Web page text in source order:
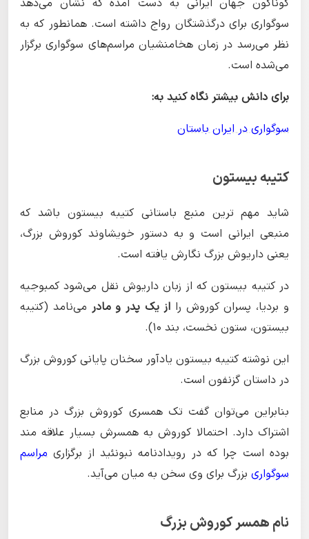
گوناگون جهان ایرانی به دست آمده که نشان می‌دهد
سوگواری برای درگذشتگان رواج داشته است. همانطور که به
نظر می‌رسد در زمان هخامنشیان مراسم‌های سوگواری برگزار
می‌شده است.
برای دانش بیشتر نگاه کنید به:
سوگواری در ایران باستان
کتیبه بیستون
شاید مهم ترین منبع باستانی کتیبه بیستون باشد که
منبعی ایرانی است و به دستور خویشاوند کوروش بزرگ،
یعنی داریوش بزرگ نگارش یافته است.
در کتیبه بیستون که از زبان داریوش نقل می‌شود کمبوجیه
و بردیا، پسران کوروش رااز یک پدر و مادر می‌نامد (کتیبه
بیستون، ستون نخست، بند ۱۰).
این نوشته کتیبه بیستون یادآور سخنان پایانی کوروش بزرگ
در داستان گزنفون است.
بنابراین می‌توان گفت تک همسری کوروش بزرگ در منابع
اشتراک دارد. احتمالا کوروش به همسرش بسیار علاقه مند
بوده است چرا که در رویدادنامه نبونئید از برگزاری مراسم
سوگواری بزرگ برای وی سخن به میان می‌آید.
نام همسر کوروش بزرگ